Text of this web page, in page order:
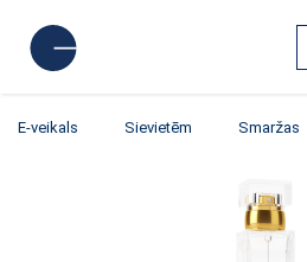
E-veikals Sievietēm Smaržas